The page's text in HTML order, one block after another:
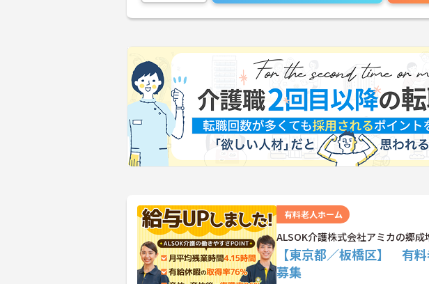
有料老人ホーム
ALSOK介護株式会社アミカの郷成
【東京都／板橋区】 有
募集